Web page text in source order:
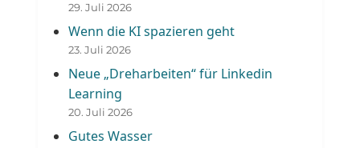
29. Juli 2026
Wenn die KI spazieren geht
23. Juli 2026
Neue „Dreharbeiten“ für Linkedin
Learning
20. Juli 2026
Gutes Wasser